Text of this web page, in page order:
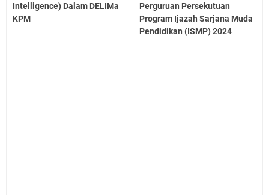
Intelligence) Dalam DELIMa
KPM
Perguruan Persekutuan
Program Ijazah Sarjana Muda
Pendidikan (ISMP) 2024